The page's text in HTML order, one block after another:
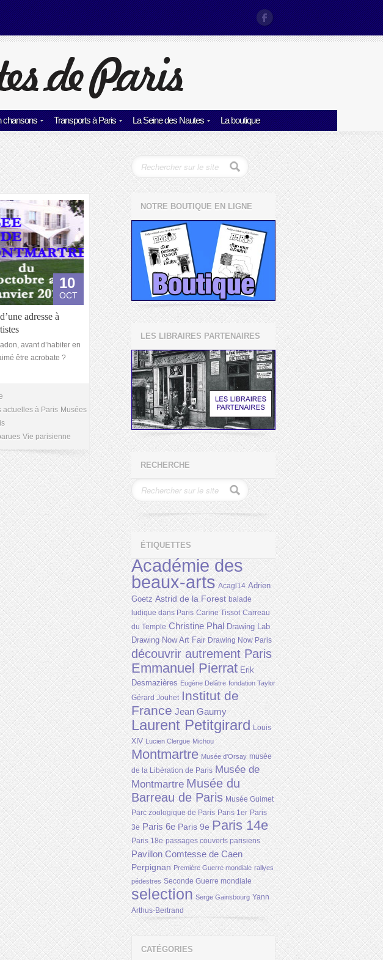
chansons Transports à Paris La Seine des Nautes La boutique
10
OCT
adresse à
avant d’habiter en
être acrobate ?
actuelles à Paris Musées
Vie parisienne
NOTRE BOUTIQUE EN LIGNE
LES LIBRAIRES PARTENAIRES
RECHERCHE
ÉTIQUETTES
Académie des
beaux-arts Acagl14 Adrien
Goetz Astrid de la Forest balade
ludique dans Paris Carine Tissot Carreau
du Temple Christine Phal Drawing Lab
Drawing Now Art Fair Drawing Now Paris
découvrir autrement Paris
Emmanuel Pierrat Erik
Desmazières Eugène Delâtre fondation Taylor
Gérard Jouhet Institut de
France Jean Gaumy
Laurent Petitgirard Louis
XIV Lucien Clergue Michou
Montmartre Musée d'Orsay musée
de la Libération de Paris Musée de
Montmartre Musée du
Barreau de Paris Musée Guimet
Parc zoologique de Paris Paris 1er Paris
3e Paris 6e Paris 9e Paris 14e
Paris 18e passages couverts parisiens
Pavillon Comtesse de Caen
Perpignan Première Guerre mondiale rallyes
pédestres Seconde Guerre mondiale
selection Serge Gainsbourg Yann
Arthus-Bertrand
CATÉGORIES